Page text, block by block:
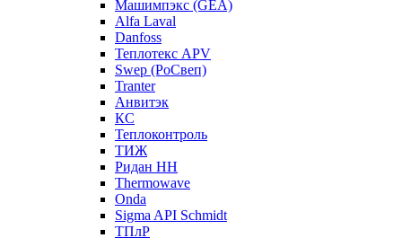
Машимпэкс (GEA)
Alfa Laval
Danfoss
Теплотекс APV
Swep (РоСвеп)
Tranter
Анвитэк
КС
Теплоконтроль
ТИЖ
Ридан НН
Thermowave
Onda
Sigma API Schmidt
ТПлР